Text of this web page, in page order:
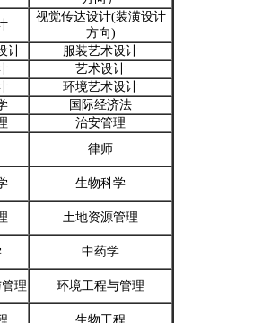
视觉传达设计(装潢设计
方向)
计
服装艺术设计
艺术设计
环境艺术设计
国际经济法
治安管理
律师
生物科学
土地资源管理
中药学
理 环境工程与管理
生物工程